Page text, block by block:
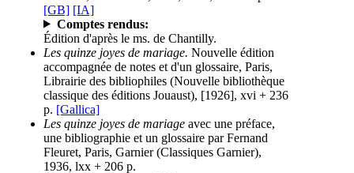
[GB] [IA]
Comptes rendus:
Édition d'après le ms. de Chantilly.
Les quinze joyes de mariage. Nouvelle édition
accompagnée de notes et d'un glossaire, Paris,
Librairie des bibliophiles (Nouvelle bibliothèque
classique des éditions Jouaust), [1926], xvi + 236
p. [Gallica]
Les quinze joyes de mariage avec une préface,
une bibliographie et un glossaire par Fernand
Fleuret, Paris, Garnier (Classiques Garnier),
1936, lxx + 206 p.